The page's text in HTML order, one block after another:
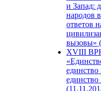
и Запад:
народов
ответов
вызовы»
XVIII
единство
единство